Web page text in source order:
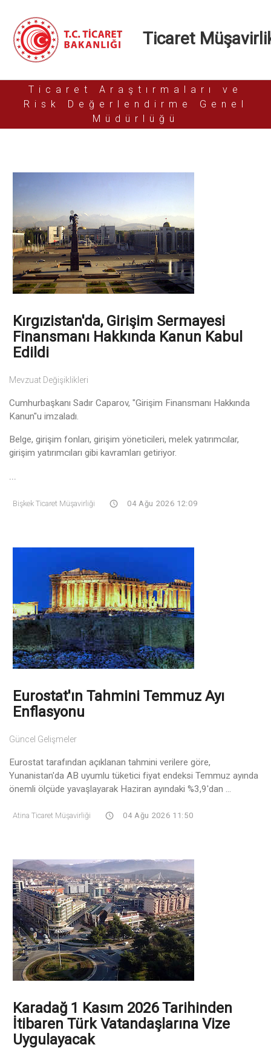
Ticaret
Ticaret Araştırmaları ve
Risk Değerlendirme Genel
Müdürlüğü
Kırgızistan'da, Girişim Sermayesi
Finansmanı Hakkında Kanun Kabul
Edildi
Mevzuat Değişiklikleri
Cumhurbaşkanı Sadır Caparov, "Girişim Finansmanı Hakkında
Kanun"u imzaladı.
Belge, girişim fonları, girişim yöneticileri, melek yatırımcılar,
girişim yatırımcıları gibi kavramları getiriyor.
Bişkek Ticaret Müşavirliği 04 Ağu 2026 12:09
Eurostat'ın Tahmini Temmuz Ayı
Enflasyonu
Güncel Gelişmeler
Eurostat tarafından açıklanan tahmini verilere göre,
Yunanistan'da AB uyumlu tüketici fiyat endeksi Temmuz ayında
önemli ölçüde yavaşlayarak Haziran ayındaki %3,9'dan ...
Atina Ticaret Müşavirliği 04 Ağu 2026 11:50
Karadağ 1 Kasım 2026 Tarihinden
İtibaren Türk Vatandaşlarına Vize
Uygulayacak